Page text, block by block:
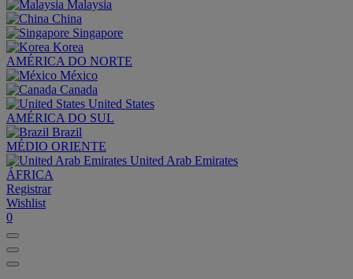
Malaysia
China
Singapore
Korea
AMÉRICA DO NORTE
México
Canada
United States
AMÉRICA DO SUL
Brazil
MÉDIO ORIENTE
United Arab Emirates
ÁFRICA
Registrar
Wishlist
0